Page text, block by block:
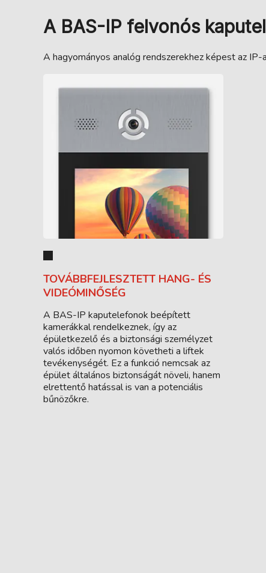
A BAS-IP felvonós
A hagyományos analóg rendszerekhez képest az
TOVÁBBFEJLESZTETT HANG- ÉS
VIDEÓMINŐSÉG
A BAS-IP kaputelefonok beépített
kamerákkal rendelkeznek, így az
épületkezelő és a biztonsági személyzet
valós időben nyomon követheti a liftek
tevékenységét. Ez a funkció nemcsak az
épület általános biztonságát növeli, hanem
elrettentő hatással is van a potenciális
bűnözőkre.